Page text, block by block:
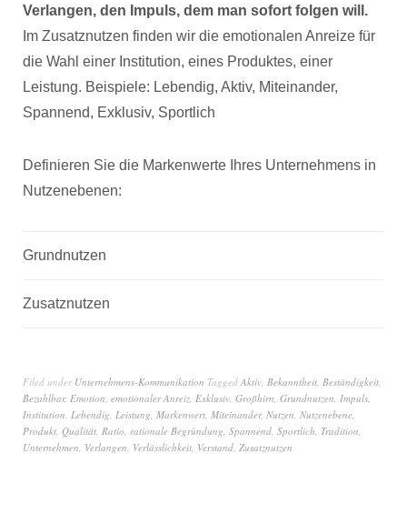
Verlangen, den Impuls, dem man sofort folgen will.
Im Zusatznutzen finden wir die emotionalen Anreize für
die Wahl einer Institution, eines Produktes, einer
Leistung. Beispiele: Lebendig, Aktiv, Miteinander,
Spannend, Exklusiv, Sportlich
Definieren Sie die Markenwerte Ihres Unternehmens in
Nutzenebenen:
Grundnutzen
Zusatznutzen
Filed under Unternehmens-Kommunikation Tagged Aktiv, Bekanntheit, Beständigkeit,
Bezahlbar, Emotion, emotionaler Anreiz, Exklusiv, Großhirn, Grundnutzen, Impuls,
Institution, Lebendig, Leistung, Markenwert, Miteinander, Nutzen, Nutzenebene,
Produkt, Qualität, Ratio, rationale Begründung, Spannend, Sportlich, Tradition,
Unternehmen, Verlangen, Verlässlichkeit, Verstand, Zusatznutzen